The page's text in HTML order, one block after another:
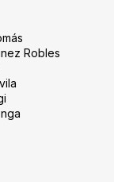
Robles